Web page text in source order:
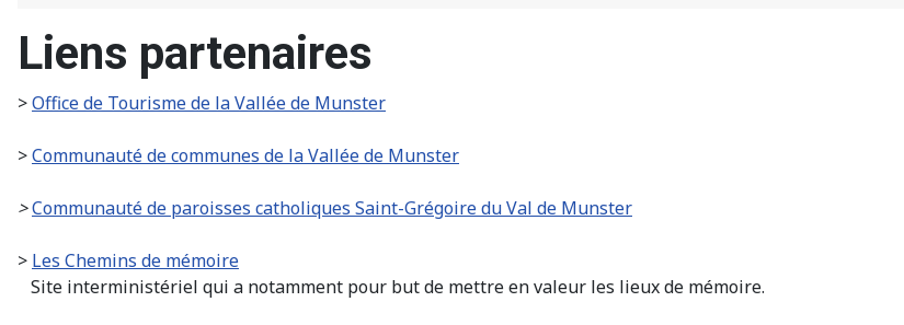
Liens partenaires
>Office de Tourisme de la Vallée de Munster
>Communauté de communes de la Vallée de Munster
>Communauté de paroisses catholiques Saint-Grégoire du Val de Munster
> Les Chemins de mémoire
Site interministériel qui a notamment pour but de mettre en valeur les lieux de mémoire.